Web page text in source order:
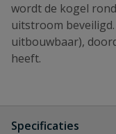
wordt de kogel
uitstroom
uitbouwbaar),
heeft.
Specificaties